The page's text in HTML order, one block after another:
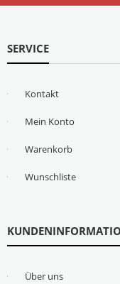
SERVICE
Kontakt
Mein Konto
Warenkorb
Wunschliste
Über uns